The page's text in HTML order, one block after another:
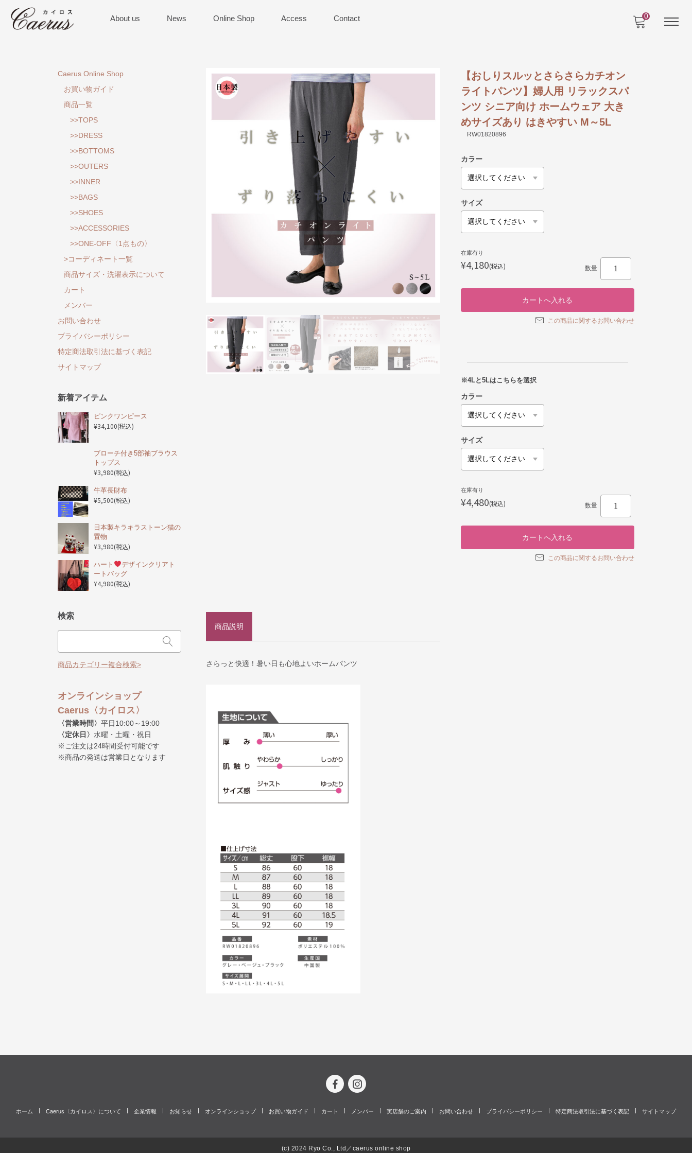
About us News Online Shop Access Contact 0
【おしりスルッとさらさらカチオン
ライトパンツ】婦人用 リラックスパ
ンツ シニア向け ホームウェア 大き
めサイズあり はきやすい M～5L
RW01820896
カラー
サイズ
在庫有り
¥4,180(税込) 数量
この商品に関するお問い合わせ
※4Lと5Lはこちらを選択
カラー
サイズ
在庫有り
¥4,480(税込) 数量
この商品に関するお問い合わせ
商品説明
さらっと快適！暑い日も心地よいホームパンツ
Caerus Online Shop
お買い物ガイド
商品一覧
>>TOPS
>>DRESS
>>BOTTOMS
>>OUTERS
>>INNER
>>BAGS
>>SHOES
>>ACCESSORIES
>>ONE-OFF〈1点もの〉
>コーディネート一覧
商品サイズ・洗濯表示について
カート
メンバー
お問い合わせ
プライバシーポリシー
特定商法取引法に基づく表記
サイトマップ
新着アイテム
ピンクワンピース
¥34,100(税込)
ブローチ付き5部袖ブラウス
トップス
¥3,980(税込)
️牛革長財布
¥5,500(税込)
日本製キラキラストーン猫の
置物
¥3,980(税込)
ハート
デザインクリアト
ートバッグ
¥4,980(税込)
検索
商品カテゴリー複合検索>
オンラインショップ
Caerus〈カイロス〉
〈営業時間〉 平日10:00～19:00
〈定休日〉 水曜・土曜・祝日
※ご注文は24時間受付可能です
※商品の発送は営業日となります
ホーム Caerus〈カイロス〉について 企業情報 お知らせ オンラインショップ お買い物ガイド カート メンバー 実店舗のご案内 お問い合わせ プライバシーポリシー 特定商法取引法に基づく表記 サイトマップ
(c) 2024 Ryo Co., Ltd／caerus online shop